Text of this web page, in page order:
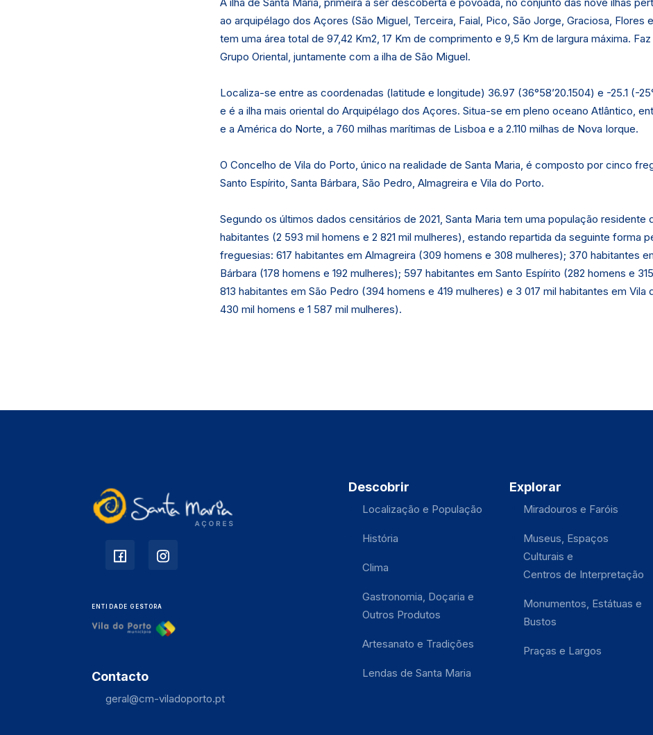
ao arquipélago dos Açores (São Miguel, Terceira, Faial, Pico, São Jorge, Graciosa, Flores
tem uma área total de 97,42 Km2, 17 Km de comprimento e 9,5 Km de largura máxima.
Grupo Oriental, juntamente com a ilha de São Miguel.
Localiza-se entre as coordenadas (latitude e longitude) 36.97 (36°58’20.1504) e -25.1 (-
e é a ilha mais oriental do Arquipélago dos Açores. Situa-se em pleno oceano Atlântico,
e a América do Norte, a 760 milhas marítimas de Lisboa e a 2.110 milhas de Nova Iorque.
O Concelho de Vila do Porto, único na realidade de Santa Maria, é composto por cinco
Santo Espírito, Santa Bárbara, São Pedro, Almagreira e Vila do Porto.
Segundo os últimos dados censitários de 2021, Santa Maria tem uma população residente
habitantes (2 593 mil homens e 2 821 mil mulheres), estando repartida da seguinte forma
freguesias: 617 habitantes em Almagreira (309 homens e 308 mulheres); 370 habitantes
Bárbara (178 homens e 192 mulheres); 597 habitantes em Santo Espírito (282 homens e
813 habitantes em São Pedro (394 homens e 419 mulheres) e 3 017 mil habitantes em Vila
430 mil homens e 1 587 mil mulheres).
ENTIDADE GESTORA
Contacto
geral@cm-viladoporto.pt
Descobrir
Localização e População
História
Clima
Gastronomia, Doçaria e
Outros Produtos
Artesanato e Tradições
Lendas de Santa Maria
Explorar
Miradouros e Faróis
Museus, Espaços
Culturais e
Centros de Interpretação
Monumentos, Estátuas e
Bustos
Praças e Largos